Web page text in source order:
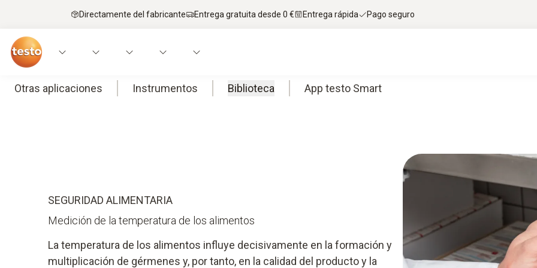
Directamente del fabricante Entrega gratuita desde 0 € Entrega rápida Pago seguro
Home Alimentacion Medición de temperatura en alimentos
Otras aplicaciones Instrumentos Biblioteca App testo Smart
SEGURIDAD ALIMENTARIA
Medición de la temperatura de los alimentos
La temperatura de los alimentos influye decisivamente en la formación y
multiplicación de gérmenes y, por tanto, en la calidad del producto y la